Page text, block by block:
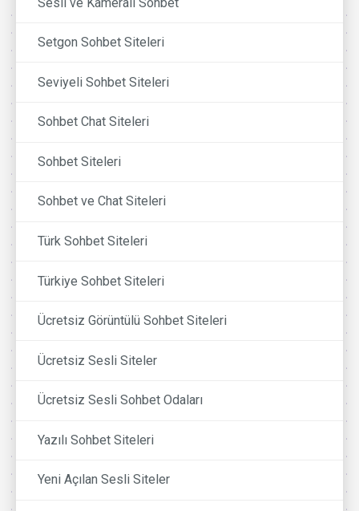
Setgon Sohbet Siteleri
Seviyeli Sohbet Siteleri
Sohbet Chat Siteleri
Sohbet Siteleri
Sohbet ve Chat Siteleri
Türk Sohbet Siteleri
Türkiye Sohbet Siteleri
Ücretsiz Görüntülü Sohbet Siteleri
Ücretsiz Sesli Siteler
Ücretsiz Sesli Sohbet Odaları
Yazılı Sohbet Siteleri
Yeni Açılan Sesli Siteler